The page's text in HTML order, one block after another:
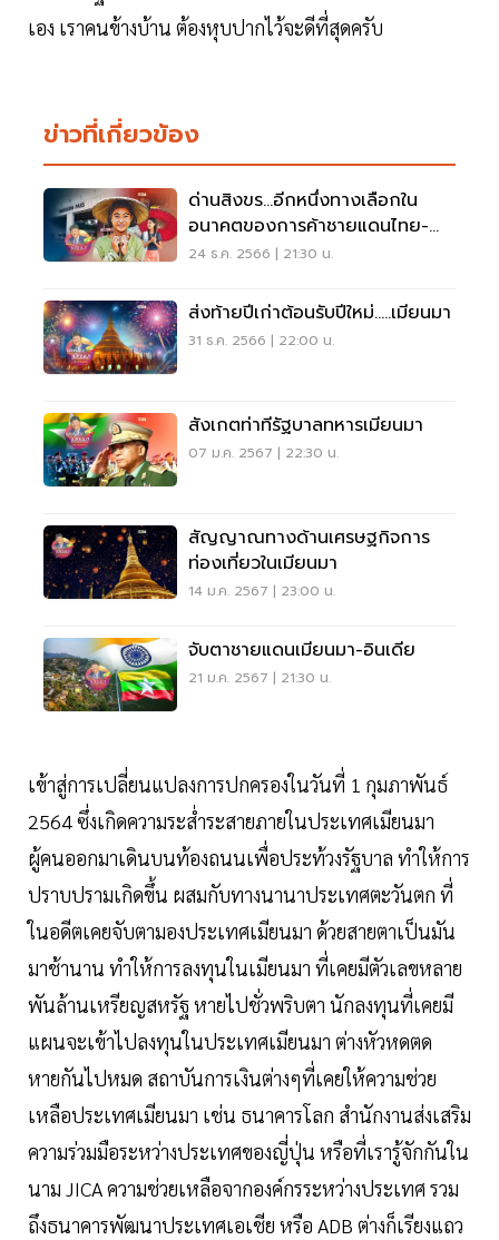
เอง เราคนข้างบ้าน ต้องหุบปากไว้จะดีที่สุดครับ
ข่าวที่เกี่ยวข้อง
ด่านสิงขร...อีกหนึ่งทางเลือกใน
อนาคตของการค้าชายแดนไทย-
เมียนมา
24 ธ.ค. 2566 | 21:30 น.
ส่งท้ายปีเก่าต้อนรับปีใหม่.....เมียนมา
31 ธ.ค. 2566 | 22:00 น.
สังเกตท่าทีรัฐบาลทหารเมียนมา
07 ม.ค. 2567 | 22:30 น.
สัญญาณทางด้านเศรษฐกิจการ
ท่องเที่ยวในเมียนมา
14 ม.ค. 2567 | 23:00 น.
จับตาชายแดนเมียนมา-อินเดีย
21 ม.ค. 2567 | 21:30 น.
เข้าสู่การเปลี่ยนแปลงการปกครองในวันที่ 1 กุมภาพันธ์
2564 ซึ่งเกิดความระส่ำระสายภายในประเทศเมียนมา
ผู้คนออกมาเดินบนท้องถนนเพื่อประท้วงรัฐบาล ทำให้การ
ปราบปรามเกิดขึ้น ผสมกับทางนานาประเทศตะวันตก ที่
ในอดีตเคยจับตามองประเทศเมียนมา ด้วยสายตาเป็นมัน
มาช้านาน ทำให้การลงทุนในเมียนมา ที่เคยมีตัวเลขหลาย
พันล้านเหรียญสหรัฐ หายไปชั่วพริบตา นักลงทุนที่เคยมี
แผนจะเข้าไปลงทุนในประเทศเมียนมา ต่างหัวหดตด
หายกันไปหมด สถาบันการเงินต่างๆที่เคยให้ความช่วย
เหลือประเทศเมียนมา เช่น ธนาคารโลก สำนักงานส่งเสริม
ความร่วมมือระหว่างประเทศของญี่ปุ่น หรือที่เรารู้จักกันใน
นาม JICA ความช่วยเหลือจากองค์กรระหว่างประเทศ รวม
ถึงธนาคารพัฒนาประเทศเอเชีย หรือ ADB ต่างก็เรียงแถว